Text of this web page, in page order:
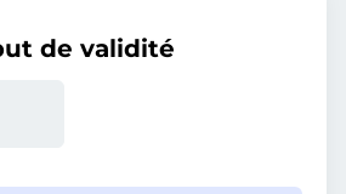
de validité